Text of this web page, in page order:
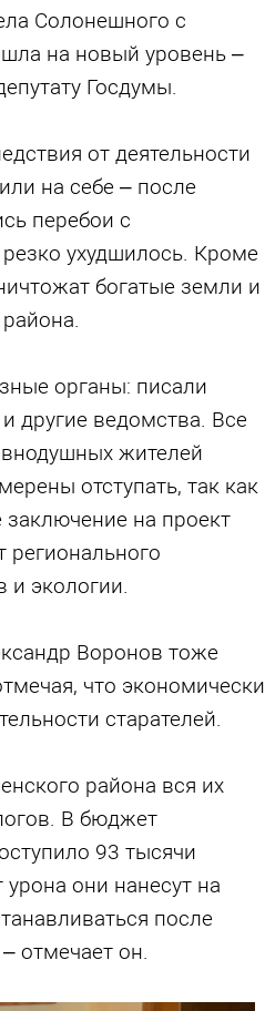
Солонешного с
на новый уровень –
Госдумы.
от деятельности
на себе – после
перебои с
ухудшилось. Кроме
богатые земли и
органы: писали
другие ведомства. Все
жителей
отступать, так как
заключение на проект
регионального
и экологии.
Воронов тоже
что экономически
старателей.
района вся их
В бюджет
93 тысячи
они нанесут на
после
отмечает он.